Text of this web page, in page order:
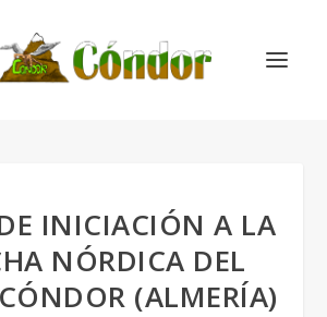
INICIACIÓN A LA
NÓRDICA DEL
(ALMERÍA)